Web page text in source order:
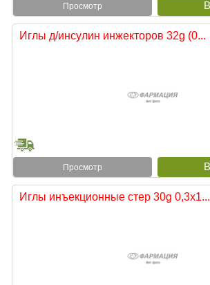
Просмотр
Иглы д/инсулин инжекторов 32g (0...
Просмотр
Иглы инъекционные стер 30g 0,3х1...